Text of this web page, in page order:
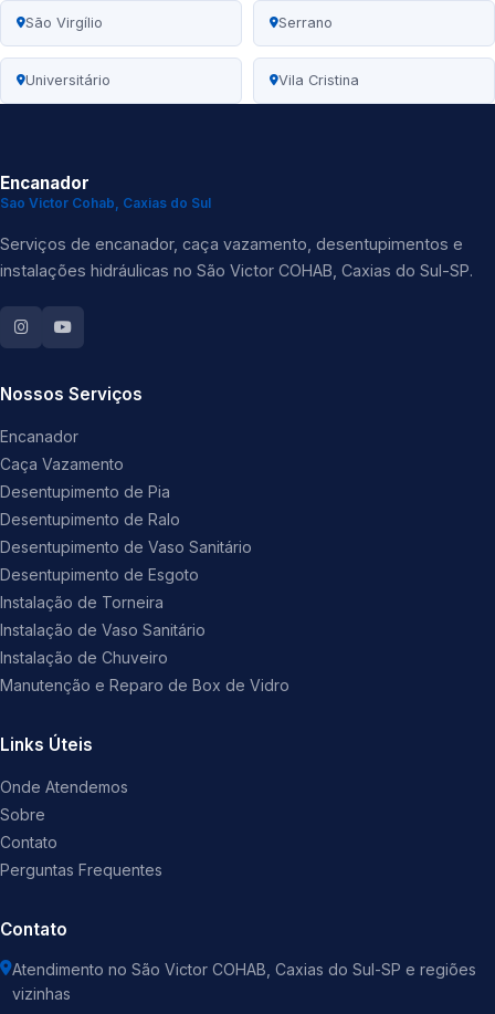
São Virgílio Serrano
Universitário Vila Cristina
Encanador
Sao Victor Cohab, Caxias do Sul
Serviços de encanador, caça vazamento, desentupimentos e
instalações hidráulicas no São Victor COHAB, Caxias do Sul-SP.
Nossos Serviços
Encanador
Caça Vazamento
Desentupimento de Pia
Desentupimento de Ralo
Desentupimento de Vaso Sanitário
Desentupimento de Esgoto
Instalação de Torneira
Instalação de Vaso Sanitário
Instalação de Chuveiro
Manutenção e Reparo de Box de Vidro
Links Úteis
Onde Atendemos
Sobre
Contato
Perguntas Frequentes
Contato
Atendimento no São Victor COHAB, Caxias do Sul-SP e regiões
vizinhas